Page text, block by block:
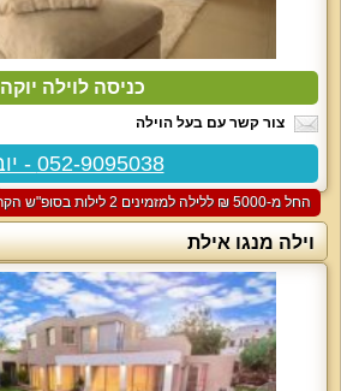
כניסה לוילה יוקה
צור קשר עם בעל הוילה
052-9095038 - יובל
החל מ-‏5000 ₪ ללילה למזמינים 2 לילות בסופ"ש הקרוב
וילה מנגו אילת